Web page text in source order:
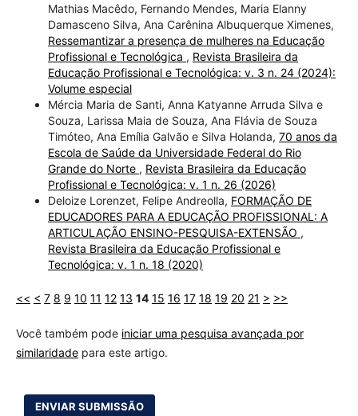
Mathias Macêdo, Fernando Mendes, Maria Elanny
Damasceno Silva, Ana Carênina Albuquerque Ximenes,
Ressemantizar a presença de mulheres na Educação
Profissional e Tecnológica , Revista Brasileira da
Educação Profissional e Tecnológica: v. 3 n. 24 (2024):
Volume especial
Mércia Maria de Santi, Anna Katyanne Arruda Silva e
Souza, Larissa Maia de Souza, Ana Flávia de Souza
Timóteo, Ana Emília Galvão e Silva Holanda, 70 anos da
Escola de Saúde da Universidade Federal do Rio
Grande do Norte , Revista Brasileira da Educação
Profissional e Tecnológica: v. 1 n. 26 (2026)
Deloize Lorenzet, Felipe Andreolla, FORMAÇÃO DE
EDUCADORES PARA A EDUCAÇÃO PROFISSIONAL: A
ARTICULAÇÃO ENSINO-PESQUISA-EXTENSÃO ,
Revista Brasileira da Educação Profissional e
Tecnológica: v. 1 n. 18 (2020)
<< < 7 8 9 10 11 12 13 14 15 16 17 18 19 20 21 > >>
Você também pode iniciar uma pesquisa avançada por
similaridadepara este artigo.
ENVIAR SUBMISSÃO